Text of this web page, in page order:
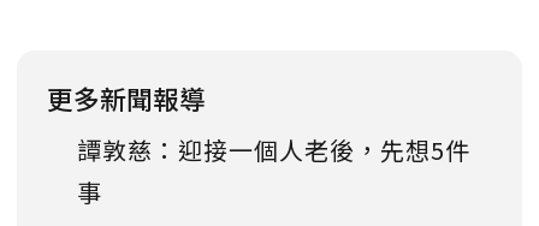
更多新聞報導
譚敦慈：迎接一個人老後，先想5件
事